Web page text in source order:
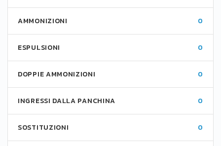
AMMONIZIONI 0
ESPULSIONI 0
DOPPIE AMMONIZIONI 0
INGRESSI DALLA PANCHINA 0
SOSTITUZIONI 0